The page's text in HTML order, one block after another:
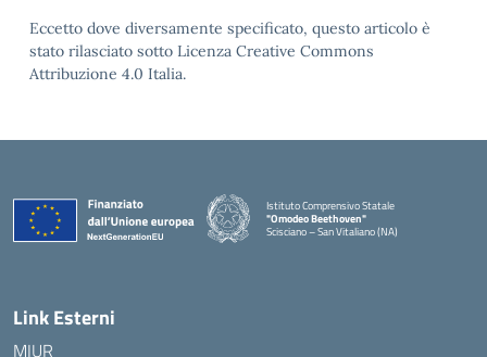
Eccetto dove diversamente specificato, questo articolo è
stato rilasciato sotto Licenza Creative Commons
Attribuzione 4.0 Italia.
Istituto Comprensivo Statale
"Omodeo Beethoven"
Scisciano – San Vitaliano (NA)
Link Esterni
MIUR